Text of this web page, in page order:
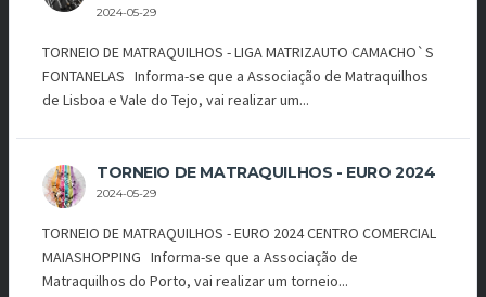
2024-05-29
TORNEIO DE MATRAQUILHOS - LIGA MATRIZAUTO CAMACHO`S
FONTANELAS Informa-se que a Associação de Matraquilhos
de Lisboa e Vale do Tejo, vai realizar um...
TORNEIO DE MATRAQUILHOS - EURO 2024
2024-05-29
TORNEIO DE MATRAQUILHOS - EURO 2024 CENTRO COMERCIAL
MAIASHOPPING Informa-se que a Associação de
Matraquilhos do Porto, vai realizar um torneio...